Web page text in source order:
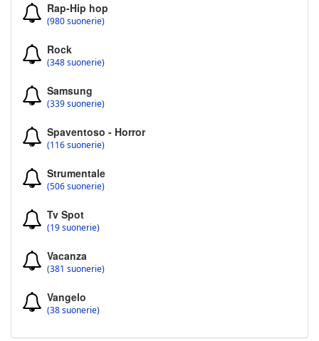
Rap-Hip hop
(980 suonerie)
Rock
(348 suonerie)
Samsung
(339 suonerie)
Spaventoso - Horror
(116 suonerie)
Strumentale
(506 suonerie)
Tv Spot
(19 suonerie)
Vacanza
(381 suonerie)
Vangelo
(38 suonerie)